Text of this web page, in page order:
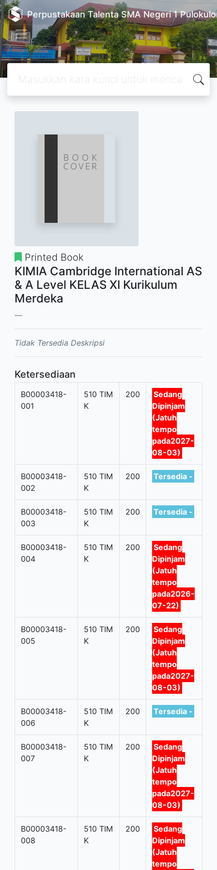
Perpustakaan Talenta SMA Negeri 1
Printed Book
KIMIA Cambridge International AS
& A Level KELAS XI Kurikulum
Merdeka
Tidak Tersedia Deskripsi
Ketersediaan
B00003418-
001
510 TIM
K
200
Sedang
Dipinjam
(Jatuh
tempo
pada2027-
08-03)
B00003418-
002
510 TIM
K
200 Tersedia -
B00003418-
003
510 TIM
K
200 Tersedia -
B00003418-
004
510 TIM
K
200
Sedang
Dipinjam
(Jatuh
tempo
pada2026-
07-22)
B00003418-
005
510 TIM
K
200
Sedang
Dipinjam
(Jatuh
tempo
pada2027-
08-03)
B00003418-
006
510 TIM
K
200 Tersedia -
B00003418-
007
510 TIM
K
200
Sedang
Dipinjam
(Jatuh
tempo
pada2027-
08-03)
B00003418-
008
510 TIM
K
200
Sedang
Dipinjam
(Jatuh
tempo